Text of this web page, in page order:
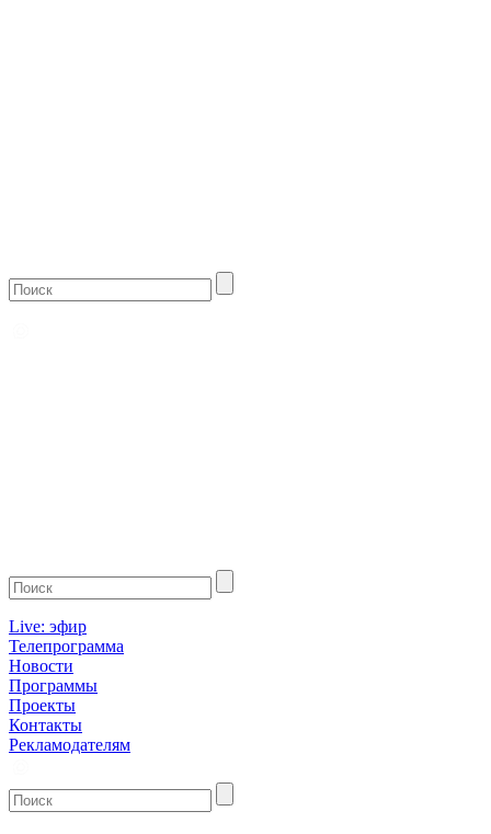
Live: эфир
Телепрограмма
Новости
Программы
Проекты
Контакты
Рекламодателям